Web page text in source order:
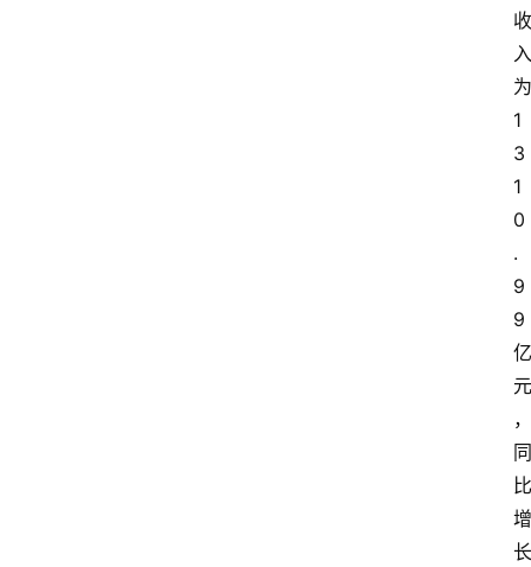
收
入
为
1
3
1
0
.
9
9
亿
元
，
同
比
增
长